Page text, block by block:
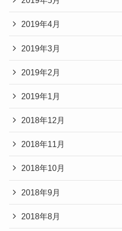
2019年4月
2019年3月
2019年2月
2019年1月
2018年12月
2018年11月
2018年10月
2018年9月
2018年8月